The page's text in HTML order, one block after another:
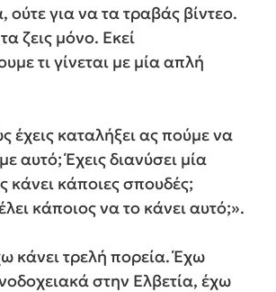
για να τα τραβάς βίντεο.
ζεις μόνο. Εκεί
τι γίνεται με μία απλή
έχεις καταλήξει ας πούμε να
αυτό; Έχεις διανύσει μία
κάνει κάποιες σπουδές;
κάποιος να το κάνει αυτό;».
κάνει τρελή πορεία. Έχω
στην Ελβετία, έχω